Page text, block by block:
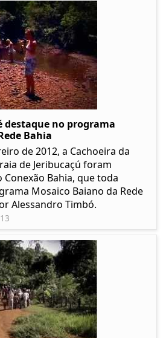
destaque no programa
Bahia
de 2012, a Cachoeira da
de Jeribucaçú foram
Bahia, que toda
Mosaico Baiano da Rede
Alessandro Timbó.